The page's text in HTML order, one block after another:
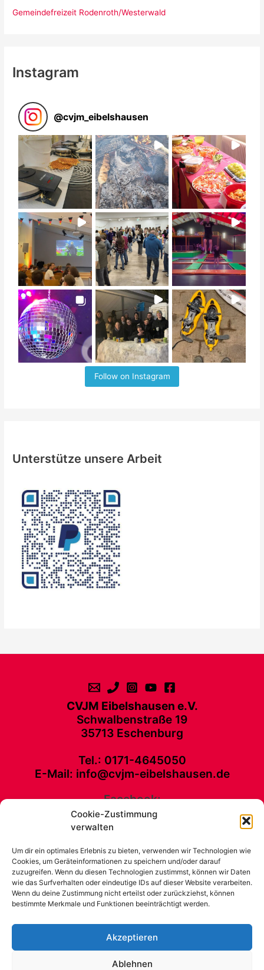
Cookie-Zustimmung
verwalten
Um dir ein optimales Erlebnis zu bieten, verwenden wir Technologien wie
Cookies, um Geräteinformationen zu speichern und/oder darauf
zuzugreifen. Wenn du diesen Technologien zustimmst, können wir Daten
wie das Surfverhalten oder eindeutige IDs auf dieser Website verarbeiten.
Wenn du deine Zustimmung nicht erteilst oder zurückziehst, können
bestimmte Merkmale und Funktionen beeinträchtigt werden.
Akzeptieren
Ablehnen
Gemeindefreizeit Rodenroth/Westerwald
Instagram
@cvjm_eibelshausen
Follow on Instagram
Unterstütze unsere Arbeit
CVJM Eibelshausen e.V.
Schwalbenstraße 19
35713 Eschenburg
Tel.: 0171-4645050
E-Mail: info@cvjm-eibelshausen.de
Facebook:
CVJM Eibelshausen e. V. Schwalbenstraße 19 35713 Eschenburg Tel.:
Kontakt
Unterstütze unsere Arbeit
Impressum
News
CVJM Eibelshausen